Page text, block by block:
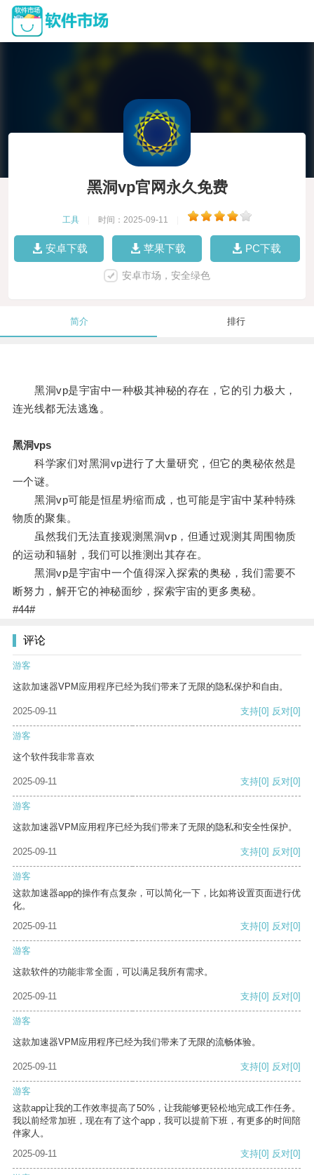
黑洞vp官网永久免费
工具 时间：2025-09-11
安卓下载 苹果下载 PC下载
安卓市场，安全绿色
简介 排行
黑洞vp是宇宙中一种极其神秘的存在，它的引力极大，
连光线都无法逃逸。
黑洞vps
科学家们对黑洞vp进行了大量研究，但它的奥秘依然是
一个谜。
黑洞vp可能是恒星坍缩而成，也可能是宇宙中某种特殊
物质的聚集。
虽然我们无法直接观测黑洞vp，但通过观测其周围物质
的运动和辐射，我们可以推测出其存在。
黑洞vp是宇宙中一个值得深入探索的奥秘，我们需要不
断努力，解开它的神秘面纱，探索宇宙的更多奥秘。
#44#
评论
游客
这款加速器VPM应用程序已经为我们带来了无限的隐私保护和自由。
2025-09-11 支持[0] 反对[0]
游客
这个软件我非常喜欢
2025-09-11 支持[0] 反对[0]
游客
这款加速器VPM应用程序已经为我们带来了无限的隐私和安全性保护。
2025-09-11 支持[0] 反对[0]
游客
这款加速器app的操作有点复杂，可以简化一下，比如将设置页面进行优
化。
2025-09-11
支持[0] 反对[0]
游客
这款软件的功能非常全面，可以满足我所有需求。
2025-09-11 支持[0] 反对[0]
游客
这款加速器VPM应用程序已经为我们带来了无限的流畅体验。
2025-09-11 支持[0] 反对[0]
游客
这款app让我的工作效率提高了50%，让我能够更轻松地完成工作任务。
我以前经常加班，现在有了这个app，我可以提前下班，有更多的时间陪
伴家人。
2025-09-11
支持[0] 反对[0]